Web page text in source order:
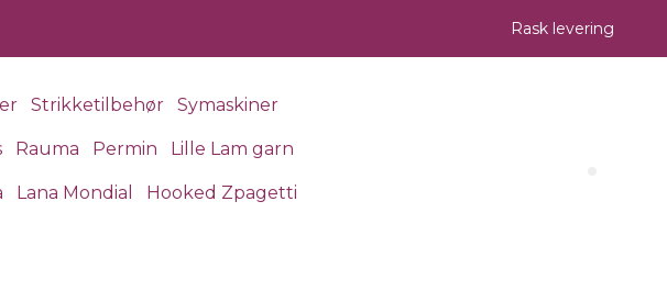
Rask levering
Strikketilbehør Symaskiner
Rauma Permin Lille Lam garn
Lana Mondial Hooked Zpagetti